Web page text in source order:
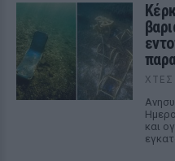
ΧΤΕΣ
και